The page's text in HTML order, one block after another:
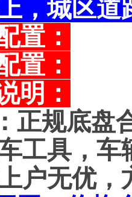
，城区道
置：
置：
明：
正规底盘
工具，
户无优，